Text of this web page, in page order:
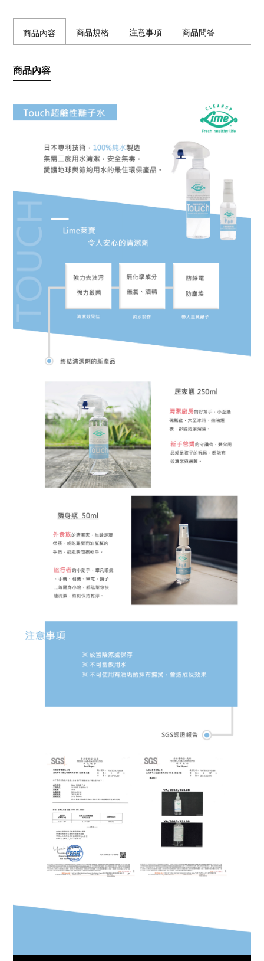
商品內容 商品規格 注意事項 商品問答
商品內容